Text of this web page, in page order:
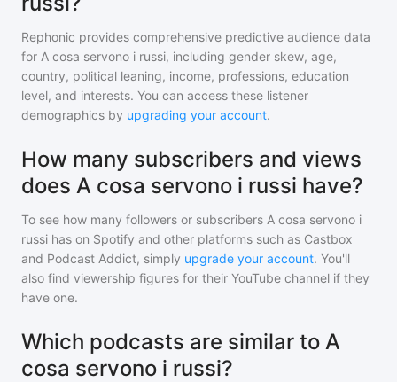
Rephonic provides comprehensive predictive audience data
for A cosa servono i russi, including gender skew, age,
country, political leaning, income, professions, education
level, and interests. You can access these listener
demographics by upgrading your account.
How many subscribers and views
does A cosa servono i russi have?
To see how many followers or subscribers A cosa servono i
russi has on Spotify and other platforms such as Castbox
and Podcast Addict, simply upgrade your account. You'll
also find viewership figures for their YouTube channel if they
have one.
Which podcasts are similar to A
cosa servono i russi?